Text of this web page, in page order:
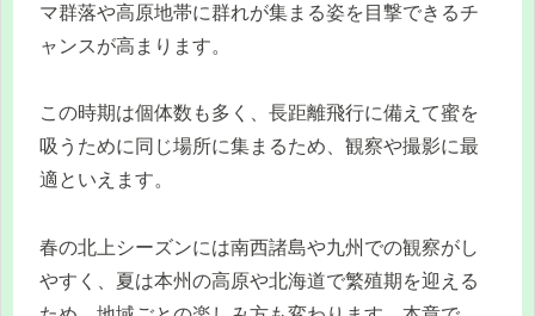
マ群落や高原地帯に群れが集まる姿を目撃できるチ
ャンスが高まります。
この時期は個体数も多く、長距離飛行に備えて蜜を
吸うために同じ場所に集まるため、観察や撮影に最
適といえます。
春の北上シーズンには南西諸島や九州での観察がし
やすく、夏は本州の高原や北海道で繁殖期を迎える